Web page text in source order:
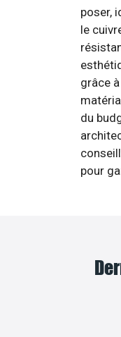
poser,
le
grâce
du
pour